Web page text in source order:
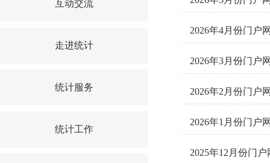
互动交流
走进统计
统计服务
统计工作
2026年4月份门户
2026年3月份门户
2026年2月份门户
2026年1月份门户
2025年12月份门